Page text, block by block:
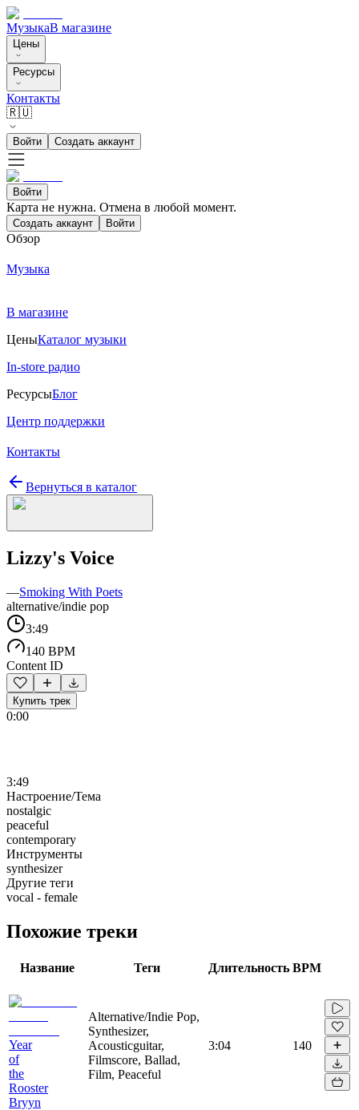
МузыкаВ магазине
Цены
Ресурсы
Контакты
🇷🇺
Войти Создать аккаунт
Войти
Карта не нужна. Отмена в любой момент.
Создать аккаунт Войти
Обзор
Музыка
В магазине
ЦеныКаталог музыки
In-store радио
РесурсыБлог
Центр поддержки
Контакты
Вернуться в каталог
Lizzy's Voice
—Smoking With Poets
alternative/indie pop
3:49
140 BPM
Content ID
Купить трек
0:00
3:49
Настроение/Тема
nostalgic
peaceful
contemporary
Инструменты
synthesizer
Другие теги
vocal - female
Похожие треки
Название Теги Длительность BPM
Year
of
the
Rooster
Bryyn
Alternative/Indie Pop,
Synthesizer,
Acousticguitar,
Filmscore, Ballad,
Film, Peaceful
3:04 140